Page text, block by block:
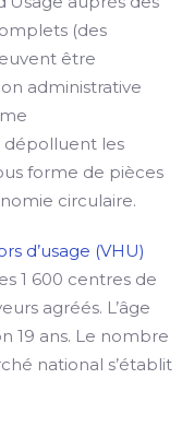
(des
être
administrative
dépolluent les
forme de pièces
circulaire.
d’usage (VHU)
1 600 centres de
agréés. L’âge
19 ans. Le nombre
national s’établit